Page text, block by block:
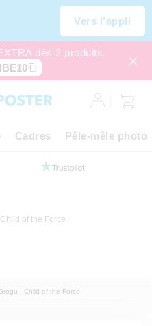
Vers l’appli
dès 2 produits.
Cadres Pêle-mêle photo
of the Force